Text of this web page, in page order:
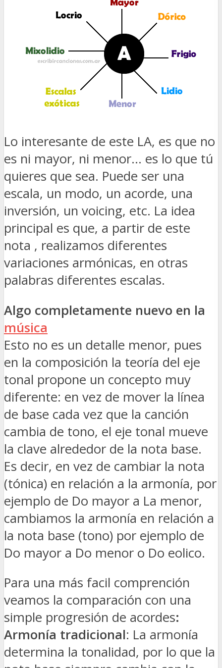
Lo interesante de este LA, es que no
es ni mayor, ni menor… es lo que tú
quieres que sea. Puede ser una
escala, un modo, un acorde, una
inversión, un voicing, etc. La idea
principal es que, a partir de este
nota , realizamos diferentes
variaciones armónicas, en otras
palabras diferentes escalas.
Algo completamente nuevo en la
música
Esto no es un detalle menor, pues
en la composición la teoría del eje
tonal propone un concepto muy
diferente: en vez de mover la línea
de base cada vez que la canción
cambia de tono, el eje tonal mueve
la clave alrededor de la nota base.
Es decir, en vez de cambiar la nota
(tónica) en relación a la armonía, por
ejemplo de Do mayor a La menor,
cambiamos la armonía en relación a
la nota base (tono) por ejemplo de
Do mayor a Do menor o Do eolico.
Para una más facil comprención
veamos la comparación con una
simple progresión de acordes:
Armonía tradicional: La armonía
determina la tonalidad, por lo que la